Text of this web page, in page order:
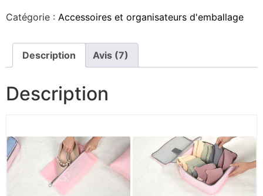
Catégorie : Accessoires et organisateurs d'emballage
Description Avis (7)
Description